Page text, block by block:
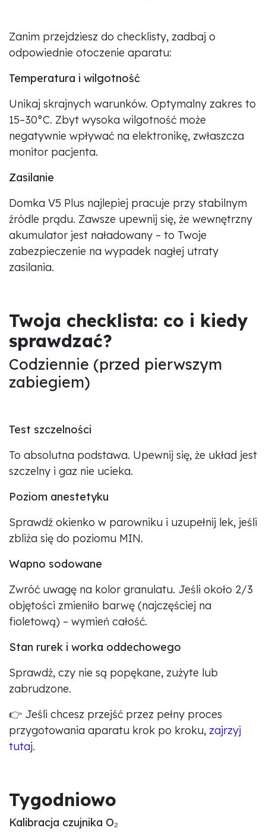
Zanim przejdziesz do checklisty, zadbaj o
odpowiednie otoczenie aparatu:
Temperatura i wilgotność
Unikaj skrajnych warunków. Optymalny zakres to
15–30°C. Zbyt wysoka wilgotność może
negatywnie wpływać na elektronikę, zwłaszcza
monitor pacjenta.
Zasilanie
Domka V5 Plus najlepiej pracuje przy stabilnym
źródle prądu. Zawsze upewnij się, że wewnętrzny
akumulator jest naładowany – to Twoje
zabezpieczenie na wypadek nagłej utraty
zasilania.
Twoja checklista: co i kiedy
sprawdzać?
Codziennie (przed pierwszym
zabiegiem)
Test szczelności
To absolutna podstawa. Upewnij się, że układ jest
szczelny i gaz nie ucieka.
Poziom anestetyku
Sprawdź okienko w parowniku i uzupełnij lek, jeśli
zbliża się do poziomu MIN.
Wapno sodowane
Zwróć uwagę na kolor granulatu. Jeśli około 2/3
objętości zmieniło barwę (najczęściej na
fioletową) – wymień całość.
Stan rurek i worka oddechowego
Sprawdź, czy nie są popękane, zużyte lub
zabrudzone.
👉 Jeśli chcesz przejść przez pełny proces
przygotowania aparatu krok po kroku, zajrzyj
tutaj.
Tygodniowo
Kalibracja czujnika O₂